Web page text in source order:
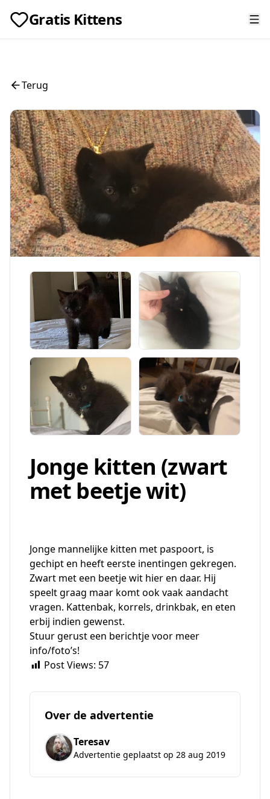
Gratis Kittens
Terug
Jonge kitten (zwart
met beetje wit)
Jonge mannelijke kitten met paspoort, is
gechipt en heeft eerste inentingen gekregen.
Zwart met een beetje wit hier en daar. Hij
speelt graag maar komt ook vaak aandacht
vragen. Kattenbak, korrels, drinkbak, en eten
erbij indien gewenst.
Stuur gerust een berichtje voor meer
info/foto’s!
Post Views: 57
Over de advertentie
Teresav
Advertentie geplaatst op 28 aug 2019